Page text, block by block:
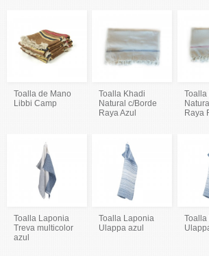
Toalla de Mano
Libbi Camp
Toalla Khadi
Natural c/Borde
Raya Azul
Toalla
Raya
Toalla Laponia
Treva multicolor
azul
Toalla Laponia
Ulappa azul
Toalla